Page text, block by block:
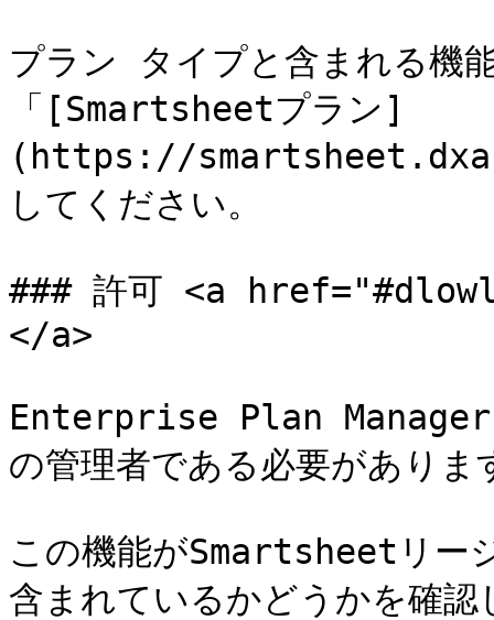
プラン タイプと含まれる機
「[Smartsheetプラン]
(https://
してください。
### 許可 <a
</a>
Enterprise Plan Manager
の管理者である必要がありま
この機能がSmartsheetリ
含まれているかどうかを確認